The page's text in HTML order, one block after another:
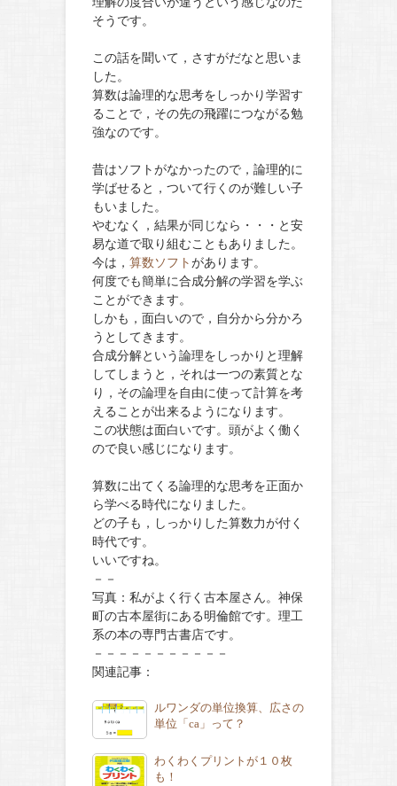
そうです。
この話を聞いて，さすがだなと思いま
した。
算数は論理的な思考をしっかり学習す
ることで，その先の飛躍につながる勉
強なのです。
昔はソフトがなかったので，論理的に
学ばせると，ついて行くのが難しい子
もいました。
やむなく，結果が同じなら・・・と安
易な道で取り組むこともありました。
今は， 算数ソフトがあります。
何度でも簡単に合成分解の学習を学ぶ
ことができます。
しかも，面白いので，自分から分かろ
うとしてきます。
合成分解という論理をしっかりと理解
してしまうと，それは一つの素質とな
り，その論理を自由に使って計算を考
えることが出来るようになります。
この状態は面白いです。頭がよく働く
ので良い感じになります。
算数に出てくる論理的な思考を正面か
ら学べる時代になりました。
どの子も，しっかりした算数力が付く
時代です。
いいですね。
－－
写真：私がよく行く古本屋さん。神保
町の古本屋街にある明倫館です。理工
系の本の専門古書店です。
－－－－－－－－－－－
関連記事：
ルワンダの単位換算、広さの
単位「ca」って？
わくわくプリントが１０枚
も！